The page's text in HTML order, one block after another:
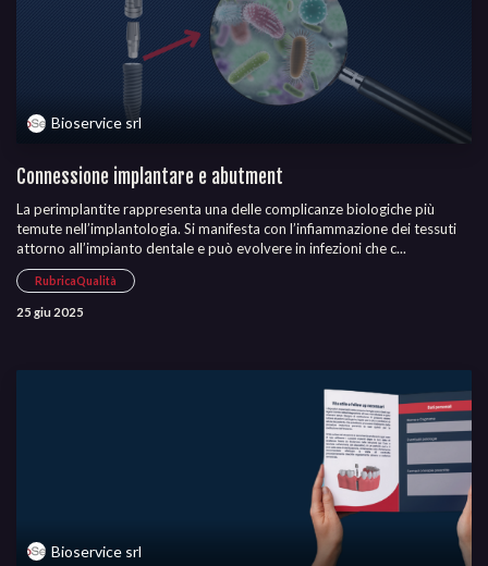
Bioservice srl
Connessione implantare e abutment
La perimplantite rappresenta una delle complicanze biologiche più
temute nell’implantologia. Si manifesta con l’infiammazione dei tessuti
attorno all’impianto dentale e può evolvere in infezioni che c...
RubricaQualità
25 giu 2025
Bioservice srl